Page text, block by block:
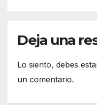
Deja una
Lo siento, debes
un comentario.